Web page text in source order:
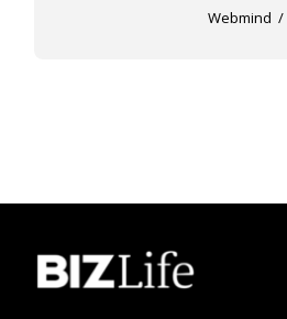
Webmind